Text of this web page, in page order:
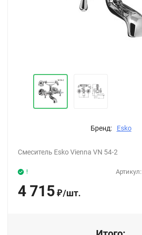
Бренд: Esko
Смеситель Esko Vienna VN 54-2
Артикул:
!
4 715 ₽/шт.